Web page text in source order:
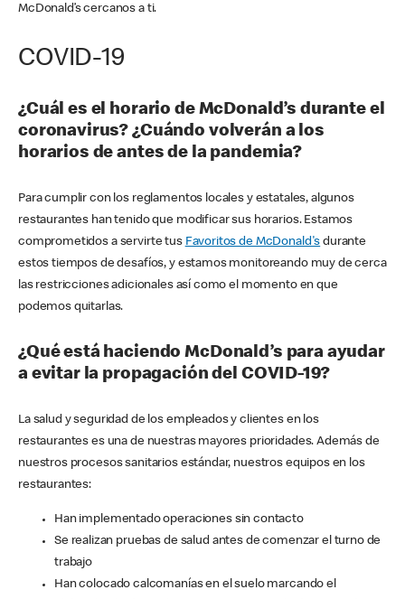
McDonald’s cercanos a ti.
COVID-19
¿Cuál es el horario de McDonald’s durante el
coronavirus? ¿Cuándo volverán a los
horarios de antes de la pandemia?
Para cumplir con los reglamentos locales y estatales, algunos
restaurantes han tenido que modificar sus horarios. Estamos
comprometidos a servirte tus Favoritos de McDonald's durante
estos tiempos de desafíos, y estamos monitoreando muy de cerca
las restricciones adicionales así como el momento en que
podemos quitarlas.
¿Qué está haciendo McDonald’s para ayudar
a evitar la propagación del COVID-19?
La salud y seguridad de los empleados y clientes en los
restaurantes es una de nuestras mayores prioridades. Además de
nuestros procesos sanitarios estándar, nuestros equipos en los
restaurantes:
Han implementado operaciones sin contacto
Se realizan pruebas de salud antes de comenzar el turno de
trabajo
Han colocado calcomanías en el suelo marcando el